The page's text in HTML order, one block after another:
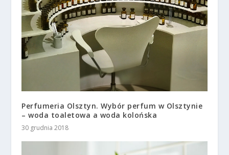
Perfumeria Olsztyn. Wybór perfum w Olsztynie
– woda toaletowa a woda kolońska
30 grudnia 2018